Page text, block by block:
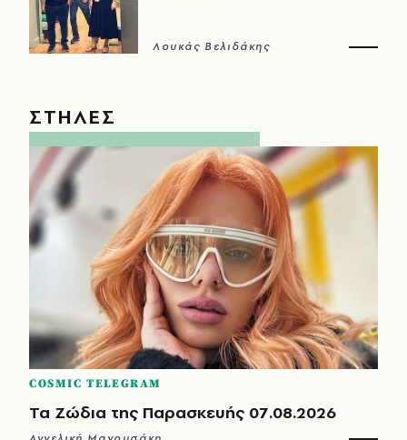
Λουκάς Βελιδάκης
ΣΤΗΛΕΣ
COSMIC TELEGRAM
Τα Ζώδια της Παρασκευής 07.08.2026